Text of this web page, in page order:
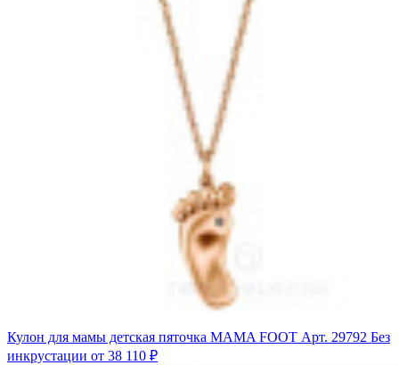
Кулон для мамы детская пяточка MAMA FOOT Арт. 29792 Без
инкрустации от 38 110 ₽